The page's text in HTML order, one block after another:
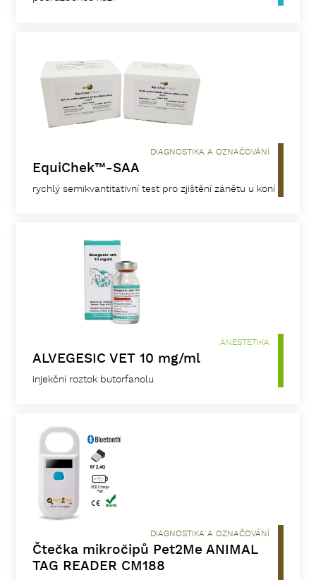
DIAGNOSTIKA A OZNAČOVÁNÍ
EquiChek™-SAA
rychlý semikvantitativní test pro zjištění zánětu u koní
ANESTETIKA
ALVEGESIC VET 10 mg/ml
injekční roztok butorfanolu
DIAGNOSTIKA A OZNAČOVÁNÍ
Čtečka mikročipů Pet2Me ANIMAL
TAG READER CM188